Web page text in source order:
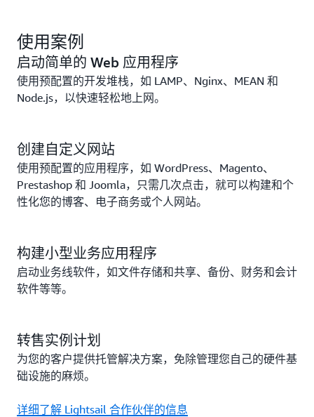
使用案例
启动简单的 Web 应用程序
使用预配置的开发堆栈，如 LAMP、Nginx、MEAN 和
Node.js，以快速轻松地上网。
创建自定义网站
使用预配置的应用程序，如 WordPress、Magento、
Prestashop 和 Joomla，只需几次点击，就可以构建和个
性化您的博客、电子商务或个人网站。
构建小型业务应用程序
启动业务线软件，如文件存储和共享、备份、财务和会计
软件等等。
转售实例计划
为您的客户提供托管解决方案，免除管理您自己的硬件基
础设施的麻烦。
详细了解 Lightsail 合作伙伴的信息